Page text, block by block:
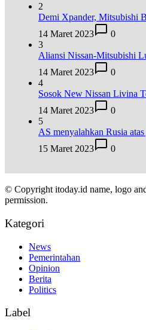
2
Demi Xpander, Mitsubishi
14 Maret 2023
0
3
Aliansi Nissan-Mitsubishi
14 Maret 2023
0
4
Sosok New Nissan Livina
14 Maret 2023
0
5
AS menyalahkan Rusia
15 Maret 2023
0
© Copyright itoday.id name, logo
permission.
Kategori
News
Pemerintahan
Opinion
Berita
Politics
Label